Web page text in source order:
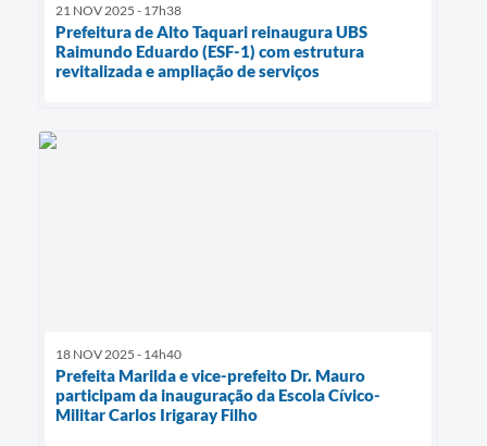
21 NOV 2025 - 17h38
Prefeitura de Alto Taquari reinaugura UBS
Raimundo Eduardo (ESF-1) com estrutura
revitalizada e ampliação de serviços
18 NOV 2025 - 14h40
Prefeita Marilda e vice-prefeito Dr. Mauro
participam da inauguração da Escola Cívico-
Militar Carlos Irigaray Filho